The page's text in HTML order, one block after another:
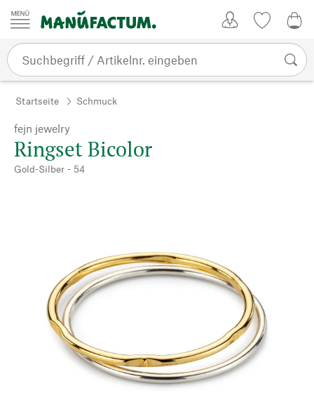
Zum Inhalt springen
Startseite Schmuck
fejn jewelry
Ringset Bicolor
Gold-Silber - 54